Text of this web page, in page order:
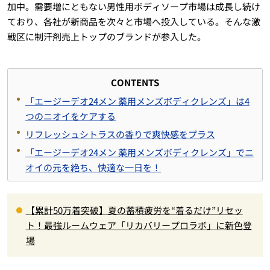
加中。需要増にともない男性用ボディソープ市場は成長し続け
ており、各社が新商品を次々と市場へ投入している。そんな激
戦区に制汗剤売上トップのブランドが参入した。
CONTENTS
「エージーデオ24メン 薬用メンズボディクレンズ」は4
つのニオイをケアする
リフレッシュシトラスの香りで爽快感をプラス
「エージーデオ24メン 薬用メンズボディクレンズ」でニ
オイの元を絶ち、快適な一日を！
【累計50万着突破】夏の蓄積疲労を“着るだけ”リセッ
ト！最強ルームウェア「リカバリープロラボ」に新色登
場